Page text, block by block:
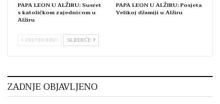
PAPA LEON U ALŽIRU: Susret
s katoličkom zajednicom u
Alžiru
PAPA LEON U ALŽIRU: Posjeta
Velikoj džamiji u Alžiru
PRETHODNO SLJEDEĆE
ZADNJE OBJAVLJENO